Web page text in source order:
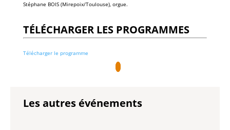
Stéphane BOIS (Mirepoix/Toulouse), orgue.
TÉLÉCHARGER LES PROGRAMMES
Télécharger le programme
Les autres événements